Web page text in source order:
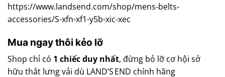
https://www.landsend.com/shop/mens-belts-
accessories/S-xfn-xf1-y5b-xic-xec
Mua ngay thôi kẻo lỡ
Shop chỉ có 1 chiếc duy nhất, đừng bỏ lỡ cơ hội sở
hữu thắt lưng vải dù LAND’S END chính hãng